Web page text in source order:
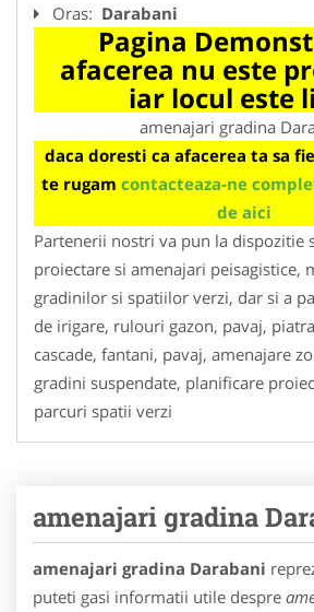
Oras: Darabani
Pagina
afacerea nu este
iar locul este
amenajari gradina
daca doresti ca afacerea ta sa
te rugam contacteaza-ne
de aici
Partenerii nostri va pun la dispozitie
proiectare si amenajari peisagistice,
gradinilor si spatiilor verzi, dar si a
de irigare, rulouri gazon, pavaj,
cascade, fantani, pavaj, amenajare
gradini suspendate, planificare
parcuri spatii verzi
amenajari gradina
amenajari gradina Darabani
puteti gasi informatii utile despre